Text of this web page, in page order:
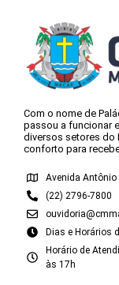
Com o nome de
passou a funcionar
diversos setores do
conforto para
Avenida Antônio
(22) 2796-7800
Dias e Horários
Horário de
às 17h